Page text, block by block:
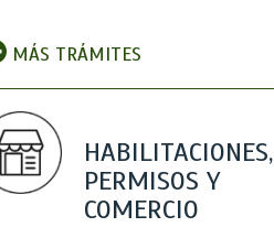
MÁS TRÁMITES
HABILITACIONES,
PERMISOS Y
COMERCIO